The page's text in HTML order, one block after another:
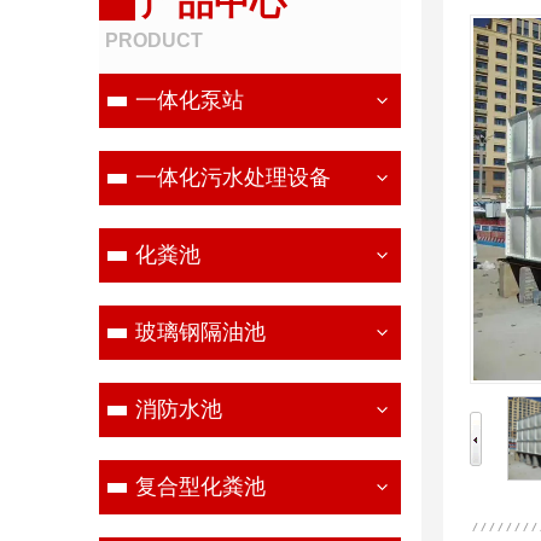
PRODUCT
一体化泵站
一体化污水处理设备
化粪池
玻璃钢隔油池
消防水池
复合型化粪池